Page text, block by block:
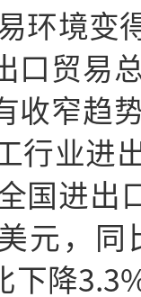
环境变
口贸易
收窄趋
行业进
国进出
元，
下降